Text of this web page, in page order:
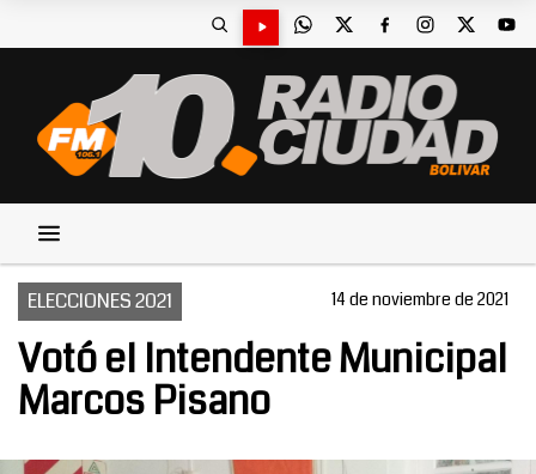
ELECCIONES 2021 14 de noviembre de 2021
Votó el Intendente Municipal
Marcos Pisano